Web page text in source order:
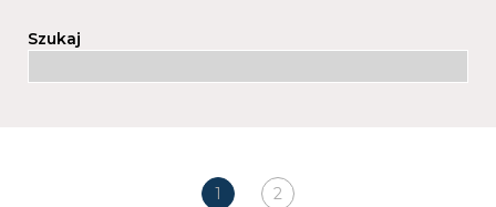
Szukaj
1 2